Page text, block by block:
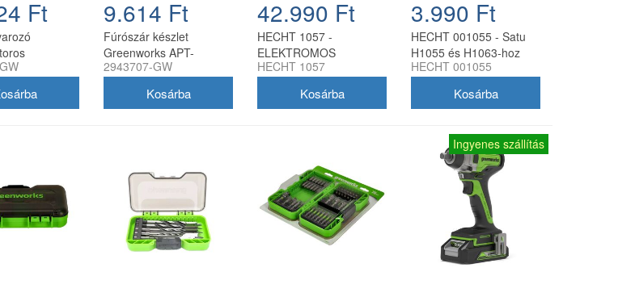
Ft
DD345
9.614 Ft
Fúrószár készlet
Greenworks APT-
21BODS-GW 21 darabos
2943707-GW
42.990 Ft
HECHT 1057 -
ELEKTROMOS
OSZLOPOS FÚRÓGÉP
HECHT 1057
3.990 Ft
HECHT 001055 - Satu
H1055 és H1063-hoz
HECHT 001055
Ingyenes szállítás